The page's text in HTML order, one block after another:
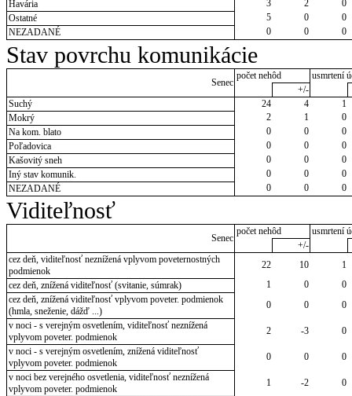
Havária 3 2
0
Ostatné
5 0
0
NEZADANÉ
0 0 0
Stav povrchu komunikácie
Senec
počet nehôd
usmrtení
+/-
Suchý
24 4
1
Mokrý
2 1
0
Na kom. blato
0 0
0
Poľadovica
0 0
0
Kašovitý sneh
0 0
0
Iný stav komunik.
0 0
0
NEZADANÉ
0 0 0
Viditeľnosť
Senec
počet nehôd
usmrtení
+/-
cez deň, viditeľnosť neznížená vplyvom poveternostných
podmienok
22 10
1
cez deň, znížená viditeľnosť (svitanie, súmrak)
1 0
0
cez deň, znížená viditeľnosť vplyvom poveter. podmienok
(hmla, sneženie, dážď ...)
0 0
0
v noci - s verejným osvetlením, viditeľnosť neznížená
vplyvom poveter. podmienok
2 -3
0
v noci - s verejným osvetlením, znížená viditeľnosť
vplyvom poveter. podmienok
0 0
0
v noci bez verejného osvetlenia, viditeľnosť neznížená
vplyvom poveter. podmienok
1 -2
0